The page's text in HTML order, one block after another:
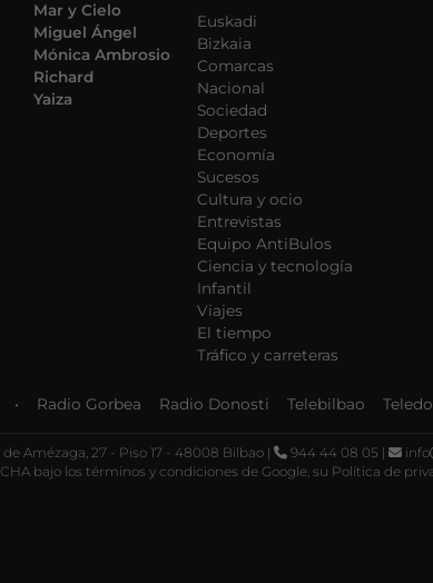
Mar y Cielo
Miguel Ángel
Mónica Ambrosio
Richard
Yaiza
Euskadi
Bizkaia
Comarcas
Nacional
Sociedad
Deportes
Economía
Sucesos
Cultura y ocio
Entrevistas
Equipo AntiBulos
Ciencia y tecnología
Infantil
Viajes
El tiempo
Tráfico y carreteras
• Radio Gorbea Radio Donosti Telebilbao
Amézaga, 27 - Piso 17 - 48008 Bilbao | 944 44 08 05 | info
bajo los términos y condiciones de Google, su Política de